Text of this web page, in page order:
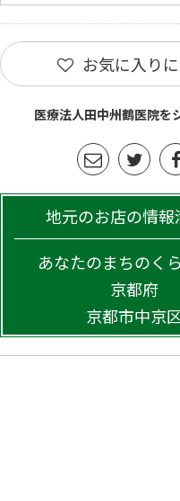
お気に入り
医療法人田中州鶴医院を
地元のお店の情報
あなたのまちのく
京都府
京都市中京